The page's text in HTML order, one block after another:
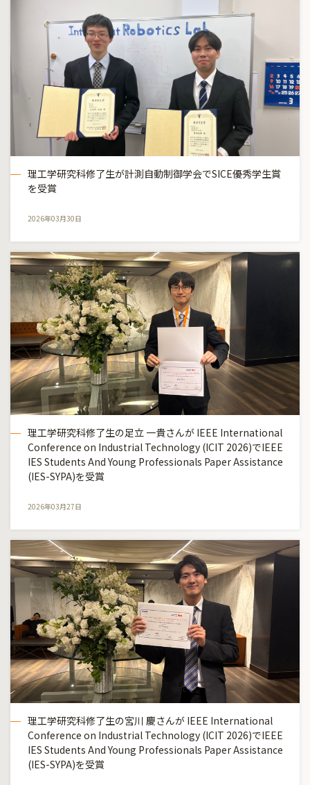
理工学研究科修了生が計測自動制御学会でSICE優秀学生賞
を受賞
2026年03月30日
理工学研究科修了生の足立 一貴さんが IEEE International
Conference on Industrial Technology (ICIT 2026)でIEEE
IES Students And Young Professionals Paper Assistance
(IES-SYPA)を受賞
2026年03月27日
理工学研究科修了生の宮川 慶さんが IEEE International
Conference on Industrial Technology (ICIT 2026)でIEEE
IES Students And Young Professionals Paper Assistance
(IES-SYPA)を受賞